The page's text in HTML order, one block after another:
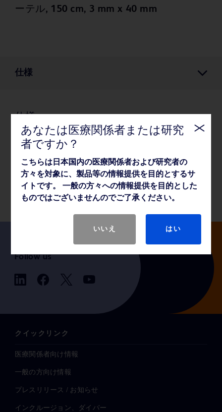
ーテル, 150 cm, 3 mm x 40 mm
仕様
仕様
薬事・その他情報
製品基本仕様
Follow us
クイックリンク
医療関係者向け情報
一般の方向け情報
プレスリリース / お知らせ
インクルージョン、ダイバー
あなたは医療関係者または研究
者ですか？
こちらは日本国内の医療関係者および研究者の
方々を対象に、製品等の情報提供を目的とするサ
イトです。 一般の方々への情報提供を目的とした
ものではございませんのでご了承ください。
いいえ はい